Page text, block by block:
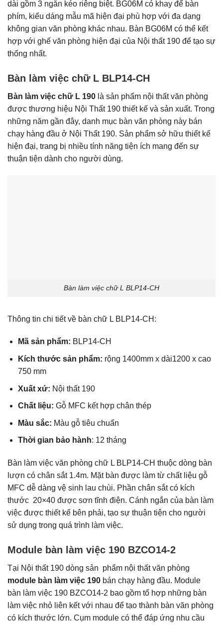
dài gồm 3 ngăn kéo riêng biệt. BG06M có khay để bàn
phím, kiểu dáng mẫu mã hiện đại phù hợp với đa dạng
không gian văn phòng khác nhau. Bàn BG06M có thể kết
hợp với ghế văn phòng hiện đại của Nội thất 190 để tạo sự
thống nhất.
Bàn làm việc chữ L BLP14-CH
Bàn làm việc chữ L 190 là sản phẩm nội thất văn phòng
được thương hiệu Nội Thất 190 thiết kế và sản xuất. Trong
những năm gần đây, danh mục bàn văn phòng này bán
chạy hàng đầu ở Nội Thất 190. Sản phẩm sở hữu thiết kế
hiện đại, trang bị nhiều tính năng tiện ích mang đến sự
thuận tiện dành cho người dùng.
Bàn làm việc chữ L BLP14-CH
Thông tin chi tiết về bàn chữ L BLP14-CH :
Mã sản phẩm: BLP14-CH
Kích thước sản phẩm: rộng 1400mmx dài1200 x cao
750 mm
Xuất xứ: Nội thất 190
Chất liệu: Gỗ MFC kết hợp chân thép
Màu sắc: Màu gỗ tiêu chuẩn
Thời gian bảo hành: 12 tháng
Bàn làm việc văn phòng chữ L BLP14-CH thuộc dòng bàn
lượn có chân sắt 1.4m. Mặt bàn được làm từ chất liệu gỗ
MFC dễ dàng vệ sinh lau chùi. Phần chân sắt có kích
thước 20×40 được sơn tĩnh điện. Cánh ngắn của bàn làm
việc được thiết kế bên phải, tạo sự thuận tiện cho người
sử dụng trong quá trình làm việc.
Module bàn làm việc 190 BZCO14-2
Tại Nội thất 190 dòng sản phẩm nội thất văn phòng
module bàn làm việc 190 bán chạy hàng đầu. Module
bàn làm việc 190 BZCO14-2 bao gồm tổ hợp những bàn
làm việc nhỏ liên kết với nhau để tạo thành bàn văn phòng
có kích thước lớn. Cụm module có thể đáp ứng nhu cầu